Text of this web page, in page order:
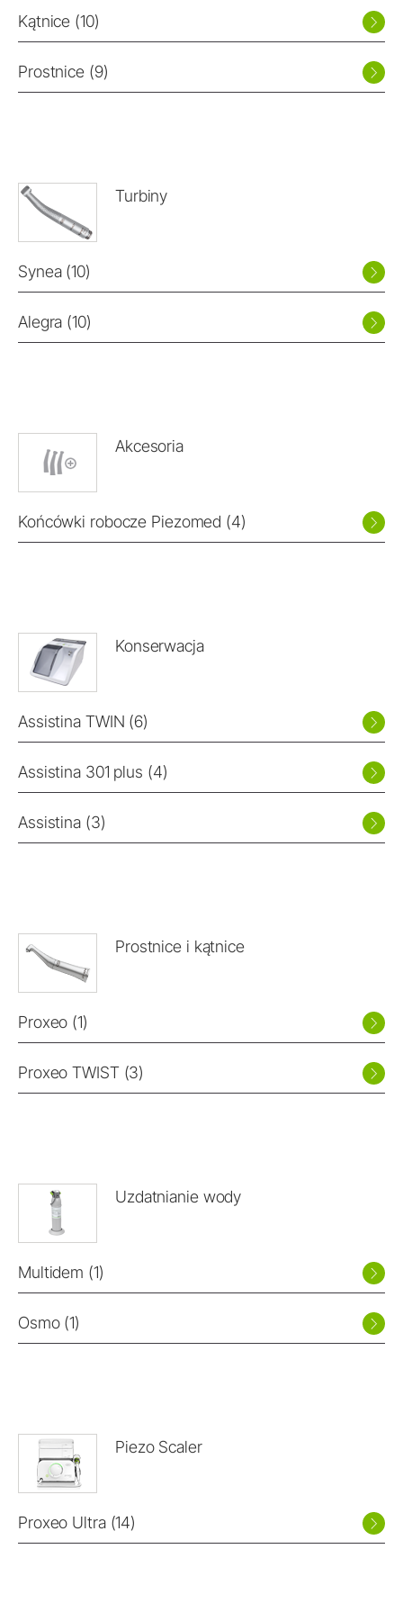
Kątnice (10)
Prostnice (9)
Turbiny
Synea (10)
Alegra (10)
Akcesoria
Końcówki robocze Piezomed (4)
Konserwacja
Assistina TWIN (6)
Assistina 301 plus (4)
Assistina (3)
Prostnice i kątnice
Proxeo (1)
Proxeo TWIST (3)
Uzdatnianie wody
Multidem (1)
Osmo (1)
Piezo Scaler
Proxeo Ultra (14)